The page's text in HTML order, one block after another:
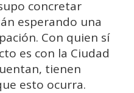
concretar
esperando una
Con quien sí
es con la Ciudad
tienen
esto ocurra.